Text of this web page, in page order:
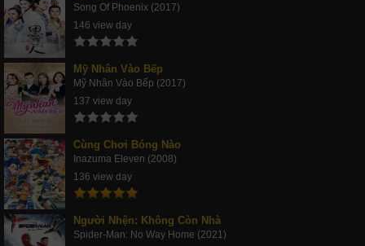
Song Of Phoenix (2017)
146 view day
Mỹ Nhân Vào Bếp
Mỹ Nhân Vào Bếp (2017)
137 view day
Cùng Chơi Bóng Nào
Inazuma Eleven (2008)
136 view day
Người Nhện: Không Còn Nhà
Spider-Man: No Way Home (2021)